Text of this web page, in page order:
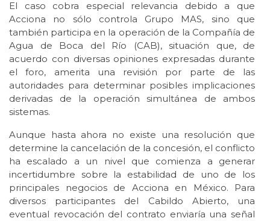
El caso cobra especial relevancia debido a que
Acciona no sólo controla Grupo MAS, sino que
también participa en la operación de la Compañía de
Agua de Boca del Río (CAB), situación que, de
acuerdo con diversas opiniones expresadas durante
el foro, amerita una revisión por parte de las
autoridades para determinar posibles implicaciones
derivadas de la operación simultánea de ambos
sistemas.
Aunque hasta ahora no existe una resolución que
determine la cancelación de la concesión, el conflicto
ha escalado a un nivel que comienza a generar
incertidumbre sobre la estabilidad de uno de los
principales negocios de Acciona en México. Para
diversos participantes del Cabildo Abierto, una
eventual revocación del contrato enviaría una señal